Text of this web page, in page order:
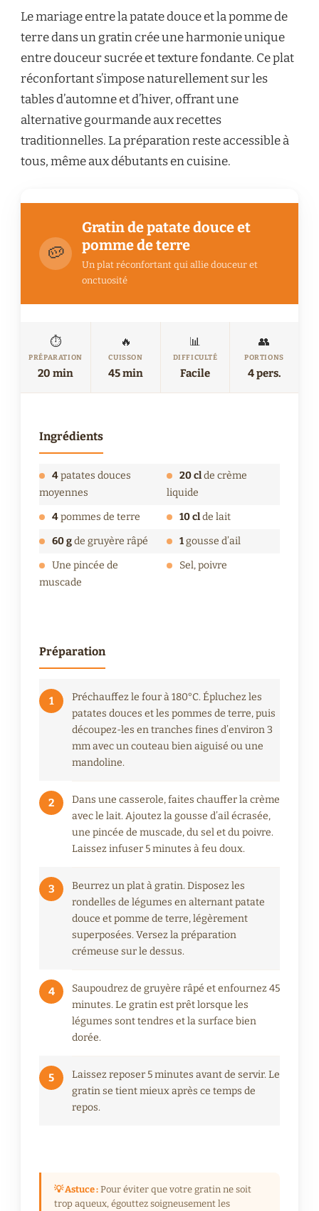
Le mariage entre la patate douce et la pomme de
terre dans un gratin crée une harmonie unique
entre douceur sucrée et texture fondante. Ce plat
réconfortant s’impose naturellement sur les
tables d’automne et d’hiver, offrant une
alternative gourmande aux recettes
traditionnelles. La préparation reste accessible à
tous, même aux débutants en cuisine.
🥔
Gratin de patate douce et
pomme de terre
Un plat réconfortant qui allie douceur et
onctuosité
⏱️
PRÉPARATION
20 min
🔥
CUISSON
45 min
📊
DIFFICULTÉ
Facile
👥
PORTIONS
4 pers.
Ingrédients
4patates douces
moyennes
20 clde crème
liquide
4pommes de terre 10 clde lait
60 gde gruyère râpé 1gousse d’ail
Une pincée de
muscade
Sel, poivre
Préparation
1
Préchauffez le four à 180°C. Épluchez les
patates douces et les pommes de terre, puis
découpez-les en tranches fines d’environ 3
mm avec un couteau bien aiguisé ou une
mandoline.
2
Dans une casserole, faites chauffer la crème
avec le lait. Ajoutez la gousse d’ail écrasée,
une pincée de muscade, du sel et du poivre.
Laissez infuser 5 minutes à feu doux.
3
Beurrez un plat à gratin. Disposez les
rondelles de légumes en alternant patate
douce et pomme de terre, légèrement
superposées. Versez la préparation
crémeuse sur le dessus.
4
Saupoudrez de gruyère râpé et enfournez 45
minutes. Le gratin est prêt lorsque les
légumes sont tendres et la surface bien
dorée.
5
Laissez reposer 5 minutes avant de servir. Le
gratin se tient mieux après ce temps de
repos.
💡 Astuce : Pour éviter que votre gratin ne soit
trop aqueux, égouttez soigneusement les